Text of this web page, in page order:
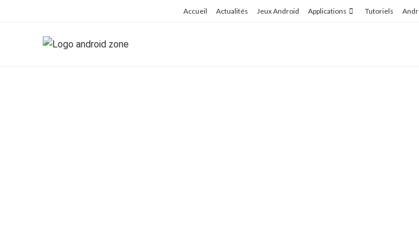
Accueil Actualités Jeux Android Applications Tutoriels